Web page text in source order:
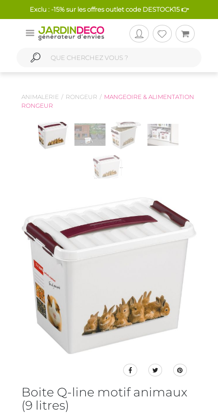
Exclu : -15% sur les offres outlet code DESTOCK15 👉
ANIMALERIE RONGEUR
MANGEOIRE & ALIMENTATION
RONGEUR
Boite Q-line motif animaux
(9 litres)